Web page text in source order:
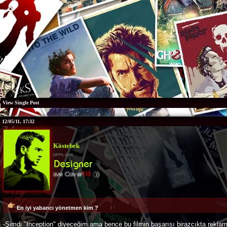
View Single Post
12/05/11, 17:32
Köstebek
I Love CoverTR:))
En iyi yabancı yönetmen kim ?
-Şimdi "Inception" diyeceğim ama bence bu filmin başarısı birazcıkta